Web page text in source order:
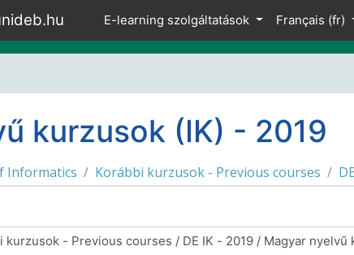
E-learning szolgáltatások Français ‎(fr)‎
kurzusok (IK) - 2019
Informatics Korábbi kurzusok - Previous courses